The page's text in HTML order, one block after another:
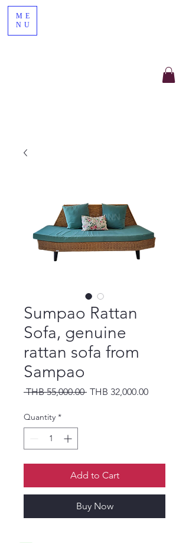
ME
NU
Sumpao Rattan
Sofa, genuine
rattan sofa from
Sampao
THB 55,000.00 Regular Price
THB 32,000.00Sale Price
Quantity *
Add to Cart
Buy Now